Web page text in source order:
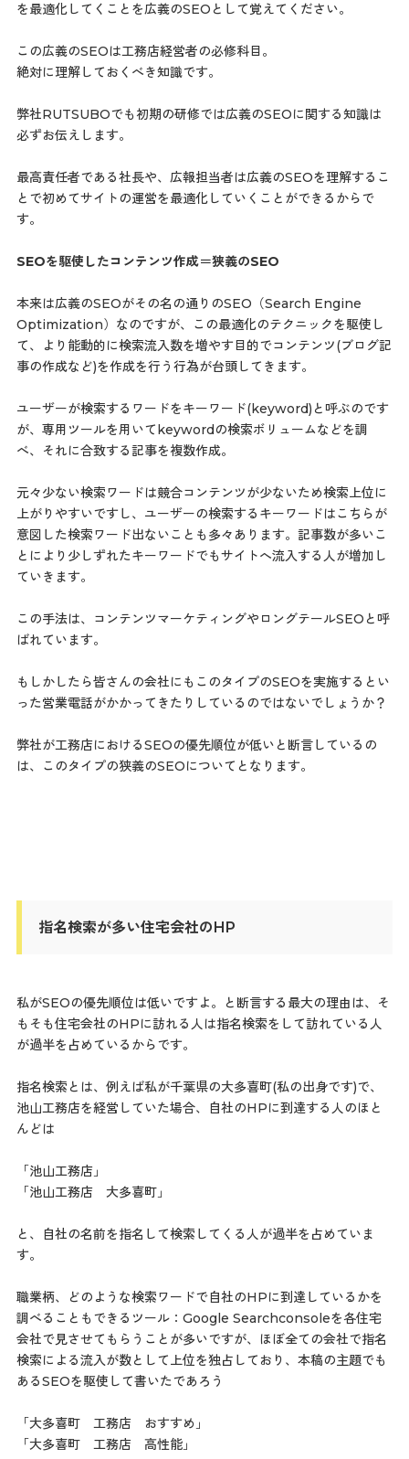
を最適化してくことを広義のSEOとして覚えてください。
この広義のSEOは工務店経営者の必修科目。
絶対に理解しておくべき知識です。
弊社RUTSUBOでも初期の研修では広義のSEOに関する知識は
必ずお伝えします。
最高責任者である社長や、広報担当者は広義のSEOを理解するこ
とで初めてサイトの運営を最適化していくことができるからで
す。
SEOを駆使したコンテンツ作成＝狭義のSEO
本来は広義のSEOがその名の通りのSEO（Search Engine
Optimization）なのですが、この最適化のテクニックを駆使し
て、より能動的に検索流入数を増やす目的でコンテンツ(ブログ記
事の作成など)を作成を行う行為が台頭してきます。
ユーザーが検索するワードをキーワード(keyword)と呼ぶのです
が、専用ツールを用いてkeywordの検索ボリュームなどを調
べ、それに合致する記事を複数作成。
元々少ない検索ワードは競合コンテンツが少ないため検索上位に
上がりやすいですし、ユーザーの検索するキーワードはこちらが
意図した検索ワード出ないことも多々あります。記事数が多いこ
とにより少しずれたキーワードでもサイトへ流入する人が増加し
ていきます。
この手法は、コンテンツマーケティングやロングテールSEOと呼
ばれています。
もしかしたら皆さんの会社にもこのタイプのSEOを実施するとい
った営業電話がかかってきたりしているのではないでしょうか？
弊社が工務店におけるSEOの優先順位が低いと断言しているの
は、このタイプの狭義のSEOについてとなります。
指名検索が多い住宅会社のHP
私がSEOの優先順位は低いですよ。と断言する最大の理由は、そ
もそも住宅会社のHPに訪れる人は指名検索をして訪れている人
が過半を占めているからです。
指名検索とは、例えば私が千葉県の大多喜町(私の出身です)で、
池山工務店を経営していた場合、自社のHPに到達する人のほと
んどは
「池山工務店」
「池山工務店 大多喜町」
と、自社の名前を指名して検索してくる人が過半を占めていま
す。
職業柄、どのような検索ワードで自社のHPに到達しているかを
調べることもできるツール：Google Searchconsoleを各住宅
会社で見させてもらうことが多いですが、ほぼ全ての会社で指名
検索による流入が数として上位を独占しており、本稿の主題でも
あるSEOを駆使して書いたであろう
「大多喜町 工務店 おすすめ」
「大多喜町 工務店 高性能」